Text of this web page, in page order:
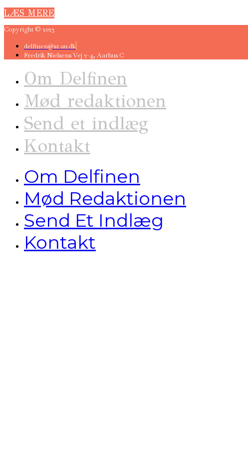
LÆS MERE
Copyright © 2023
delfinen@sr.au.dk
Fredrik Nielsens Vej 2-4, Aarhus C
Om Delfinen
Mød redaktionen
Send et indlæg
Kontakt
Om Delfinen
Mød Redaktionen
Send Et Indlæg
Kontakt